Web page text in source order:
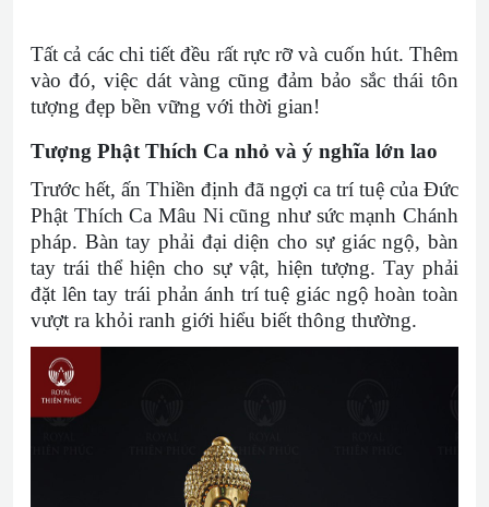
Tất cả các chi tiết đều rất rực rỡ và cuốn hút. Thêm
vào đó, việc dát vàng cũng đảm bảo sắc thái tôn
tượng đẹp bền vững với thời gian!
Tượng Phật Thích Ca nhỏ và ý nghĩa lớn lao
Trước hết, ấn Thiền định đã ngợi ca trí tuệ của Đức
Phật Thích Ca Mâu Ni cũng như sức mạnh Chánh
pháp. Bàn tay phải đại diện cho sự giác ngộ, bàn
tay trái thể hiện cho sự vật, hiện tượng. Tay phải
đặt lên tay trái phản ánh trí tuệ giác ngộ hoàn toàn
vượt ra khỏi ranh giới hiểu biết thông thường.